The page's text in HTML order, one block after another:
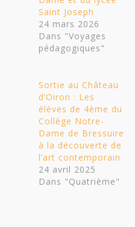
Saint Joseph
24 mars 2026
Dans "Voyages
pédagogiques"
Sortie au Château
d’Oiron : Les
élèves de 4ème du
Collège Notre-
Dame de Bressuire
à la découverte de
l’art contemporain
24 avril 2025
Dans "Quatrième"